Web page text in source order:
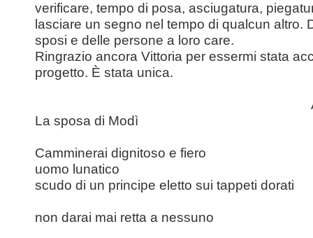
verificare, tempo di posa, asciugatura,
lasciare un segno nel tempo di qualcun altro.
sposi e delle persone a loro care.
Ringrazio ancora Vittoria per essermi stata
progetto. È stata unica.
La sposa di Modì
Camminerai dignitoso e fiero
uomo lunatico
scudo di un principe eletto sui tappeti dorati
non darai mai retta a nessuno